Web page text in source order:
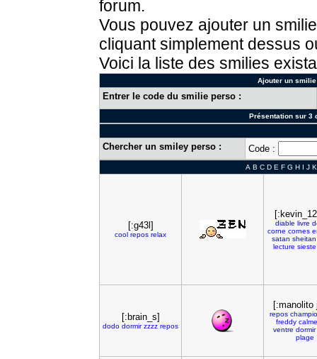
forum.
Vous pouvez ajouter un
cliquant simplement dessus
Voici la liste des smilies
Ajouter un
Entrer le code du smilie perso :
Présentation sur 3
Chercher un smiley perso : Code :
A B C D E F G H I J K
[:g43l]
cool repos relax
diable livre
corne cornes
satan sheitan
lecture sieste
[:brain_s]
dodo dormir zzzz repos
[:manolito
repos
freddy calme
ventre dormir
plage